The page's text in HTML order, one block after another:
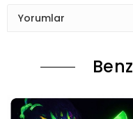
Yorumlar